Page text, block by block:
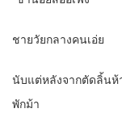
ชายวัยกลางคนเอ่ย
นับแต่หลังจากตัดลิ้นห้
พักม้า